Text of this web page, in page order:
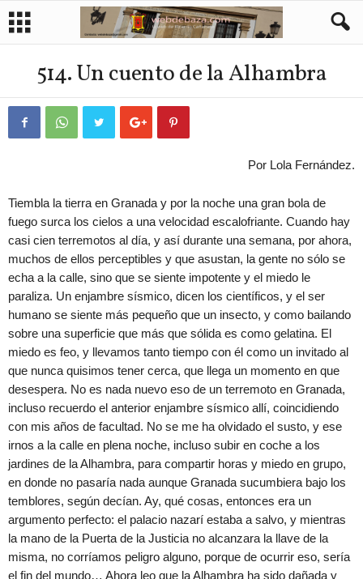
514. Un cuento de la Alhambra
Por Lola Fernández.
Tiembla la tierra en Granada y por la noche una gran bola de
fuego surca los cielos a una velocidad escalofriante. Cuando hay
casi cien terremotos al día, y así durante una semana, por ahora,
muchos de ellos perceptibles y que asustan, la gente no sólo se
echa a la calle, sino que se siente impotente y el miedo le
paraliza. Un enjambre sísmico, dicen los científicos, y el ser
humano se siente más pequeño que un insecto, y como bailando
sobre una superficie que más que sólida es como gelatina. El
miedo es feo, y llevamos tanto tiempo con él como un invitado al
que nunca quisimos tener cerca, que llega un momento en que
desespera. No es nada nuevo eso de un terremoto en Granada,
incluso recuerdo el anterior enjambre sísmico allí, coincidiendo
con mis años de facultad. No se me ha olvidado el susto, y ese
irnos a la calle en plena noche, incluso subir en coche a los
jardines de la Alhambra, para compartir horas y miedo en grupo,
en donde no pasaría nada aunque Granada sucumbiera bajo los
temblores, según decían. Ay, qué cosas, entonces era un
argumento perfecto: el palacio nazarí estaba a salvo, y mientras
la mano de la Puerta de la Justicia no alcanzara la llave de la
misma, no corríamos peligro alguno, porque de ocurrir eso, sería
el fin del mundo… Ahora leo que la Alhambra ha sido dañada y